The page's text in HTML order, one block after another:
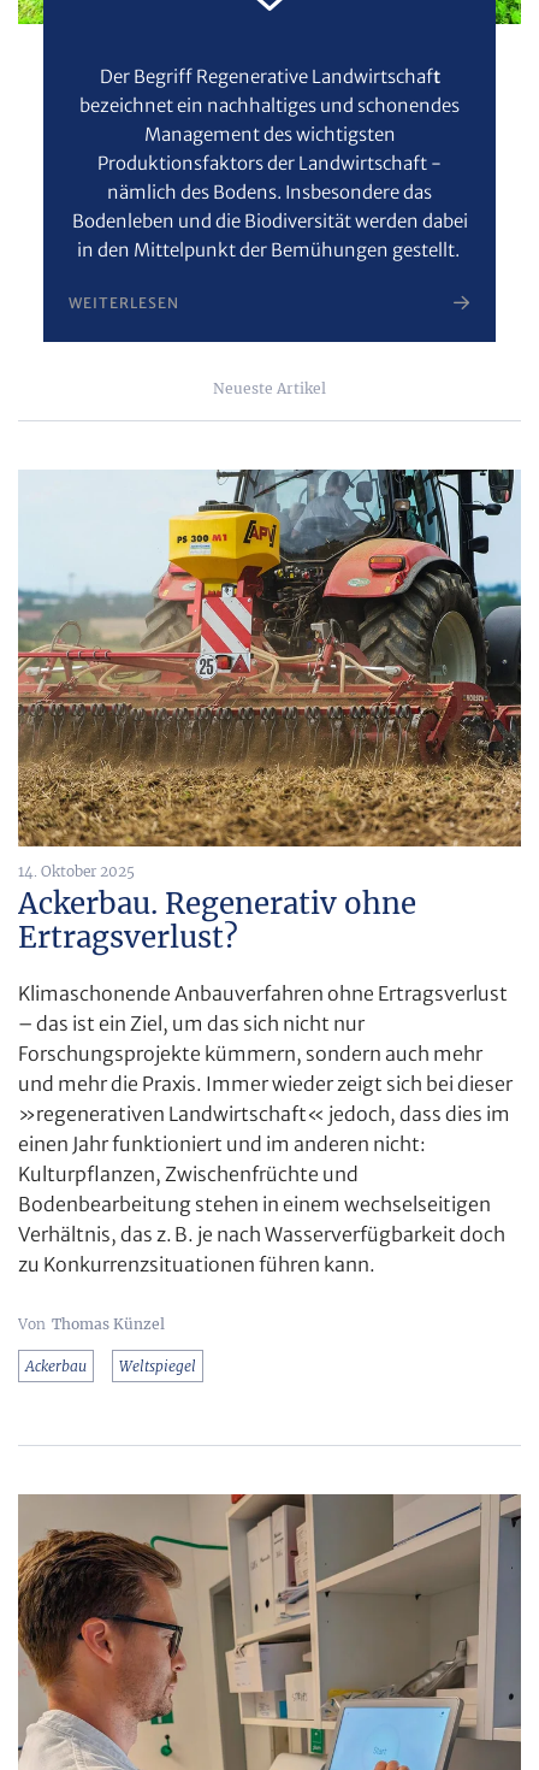
Der Begriff Regenerative Landwirtschaft
bezeichnet ein nachhaltiges und schonendes
Management des wichtigsten
Produktionsfaktors der Landwirtschaft -
nämlich des Bodens. Insbesondere das
Bodenleben und die Biodiversität werden dabei
in den Mittelpunkt der Bemühungen gestellt.
WEITERLESEN
Neueste Artikel
14. Oktober 2025
Ackerbau. Regenerativ ohne
Ertragsverlust?
Klimaschonende Anbauverfahren ohne Ertragsverlust
– das ist ein Ziel, um das sich nicht nur
Forschungsprojekte kümmern, sondern auch mehr
und mehr die Praxis. Immer wieder zeigt sich bei dieser
»regenerativen Landwirtschaft« jedoch, dass dies im
einen Jahr funktioniert und im anderen nicht:
Kulturpflanzen, Zwischenfrüchte und
Bodenbearbeitung stehen in einem wechselseitigen
Verhältnis, das z. B. je nach Wasserverfügbarkeit doch
zu Konkurrenzsituationen führen kann.
Thomas Künzel
Ackerbau Weltspiegel